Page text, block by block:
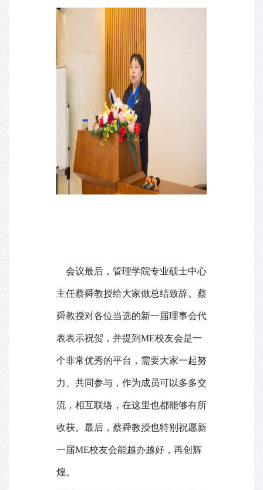
会议最后，管理学院专业硕士中心
主任蔡舜教授给大家做总结致辞。蔡
舜教授对各位当选的新一届理事会代
表表示祝贺，并提到 ME校友会是一
个非常优秀的平台，需要大家一起努
力、共同参与，作为成员可以多多交
流，相互联络，在这里也都能够有所
收获。最后，蔡舜教授也特别祝愿新
一届ME校友会能越办越好，再创辉
煌。